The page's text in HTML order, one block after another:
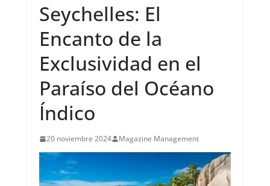
Seychelles: El
Encanto de la
Exclusividad en el
Paraíso del Océano
Índico
20 noviembre 2024 Magazine Management